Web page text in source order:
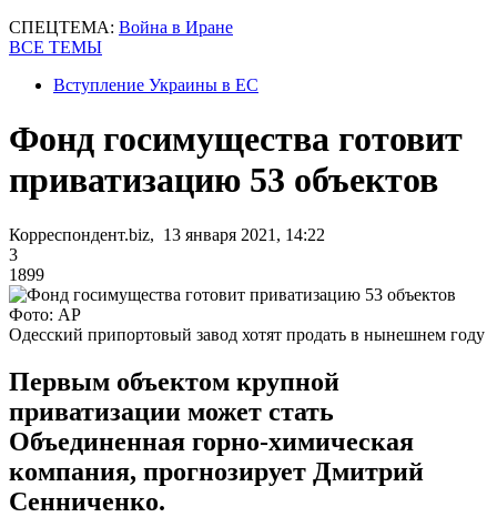
СПЕЦТЕМА: Война в Иране
ВСЕ ТЕМЫ
Вступление Украины в ЕС
Фонд госимущества готовит
приватизацию 53 объектов
Корреспондент.biz, 13 января 2021, 14:22
3
1899
Фото: АР
Одесский припортовый завод хотят продать в нынешнем году
Первым объектом крупной
приватизации может стать
Объединенная горно-химическая
компания, прогнозирует Дмитрий
Сенниченко.